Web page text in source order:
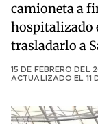
camioneta a
hospitalizado
trasladarlo a
15 DE FEBRERO DEL
ACTUALIZADO EL 11